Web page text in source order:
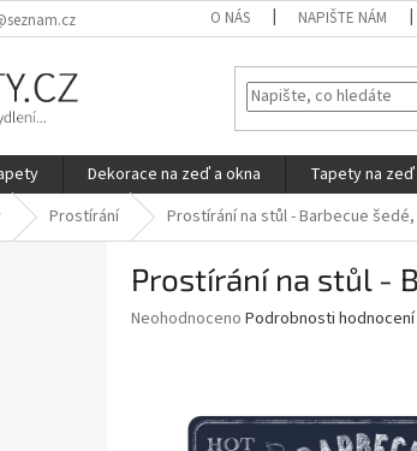
O NÁS NAPIŠTE NÁM
Dekorace na zeď a okna Tapety na zeď
Prostírání Prostírání na stůl - Barbecue šedé,
Prostírání na stůl -
Průměrné
Neohodnoceno Podrobnosti hodnocení